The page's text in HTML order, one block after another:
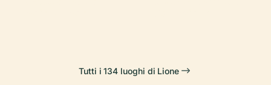
Tutti i 134 luoghi di Lione